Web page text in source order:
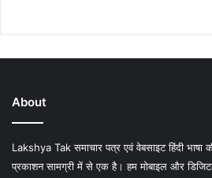
About
Lakshya Tak समाचार पत्र एवं वेबसाइट हिंदी भाषा
प्रकाशन सामग्री में से एक है। हम मोबाइल और